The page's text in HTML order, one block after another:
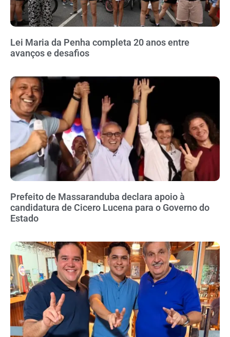
Lei Maria da Penha completa 20 anos entre
avanços e desafios
Prefeito de Massaranduba declara apoio à
candidatura de Cicero Lucena para o Governo do
Estado